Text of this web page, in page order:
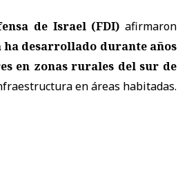
de Israel (FDI) afirmaron
ha desarrollado durante años
en zonas rurales del sur de
en áreas habitadas.